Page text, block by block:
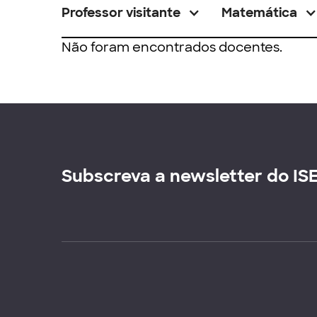
Professor visitante Matemática
Não foram encontrados docentes.
Subscreva a newsletter do